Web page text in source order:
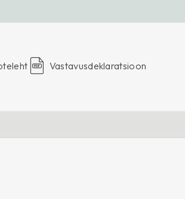
Vastavusdeklaratsioon